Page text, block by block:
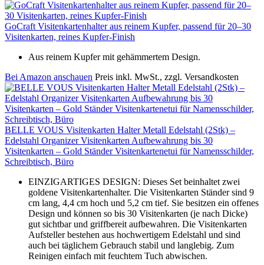
GoCraft Visitenkartenhalter aus reinem Kupfer, passend für 20–30
Visitenkarten, reines Kupfer-Finish
Aus reinem Kupfer mit gehämmertem Design.
Bei Amazon anschauen Preis inkl. MwSt., zzgl. Versandkosten
BELLE VOUS Visitenkarten Halter Metall Edelstahl (2Stk) –
Edelstahl Organizer Visitenkarten Aufbewahrung bis 30
Visitenkarten – Gold Ständer Visitenkartenetui für Namensschilder,
Schreibtisch, Büro
EINZIGARTIGES DESIGN: Dieses Set beinhaltet zwei
goldene Visitenkartenhalter. Die Visitenkarten Ständer sind 9
cm lang, 4,4 cm hoch und 5,2 cm tief. Sie besitzen ein offenes
Design und können so bis 30 Visitenkarten (je nach Dicke)
gut sichtbar und griffbereit aufbewahren. Die Visitenkarten
Aufsteller bestehen aus hochwertigem Edelstahl und sind
auch bei täglichem Gebrauch stabil und langlebig. Zum
Reinigen einfach mit feuchtem Tuch abwischen.